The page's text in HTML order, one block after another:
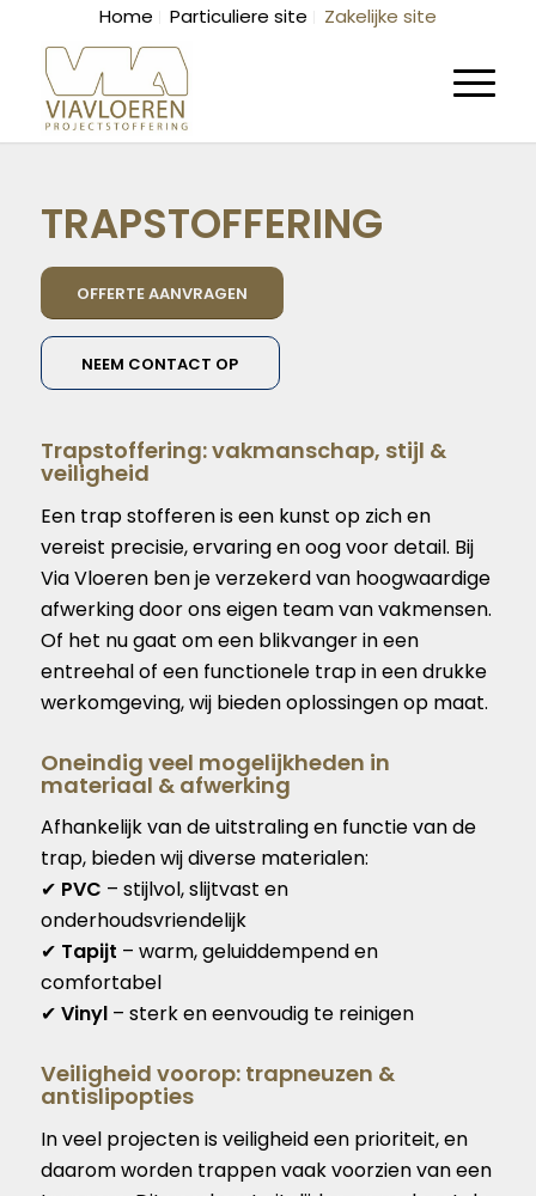
Home Particuliere site Zakelijke site
TRAPSTOFFERING
OFFERTE AANVRAGEN
NEEM CONTACT OP
Trapstoffering: vakmanschap, stijl &
veiligheid
Een trap stofferen is een kunst op zich en
vereist precisie, ervaring en oog voor detail. Bij
Via Vloeren ben je verzekerd van hoogwaardige
afwerking door ons eigen team van vakmensen.
Of het nu gaat om een blikvanger in een
entreehal of een functionele trap in een drukke
werkomgeving, wij bieden oplossingen op maat.
Oneindig veel mogelijkheden in
materiaal & afwerking
Afhankelijk van de uitstraling en functie van de
trap, bieden wij diverse materialen:
✔ PVC – stijlvol, slijtvast en
onderhoudsvriendelijk
✔ Tapijt – warm, geluiddempend en
comfortabel
✔ Vinyl– sterk en eenvoudig te reinigen
Veiligheid voorop: trapneuzen &
antislipopties
In veel projecten is veiligheid een prioriteit, en
daarom worden trappen vaak voorzien van een